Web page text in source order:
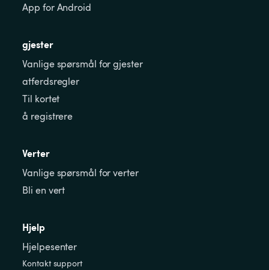
App for Android
gjester
Vanlige spørsmål for gjester
atferdsregler
Til kortet
å registrere
Verter
Vanlige spørsmål for verter
Bli en vert
Hjelp
Hjelpesenter
Kontakt support